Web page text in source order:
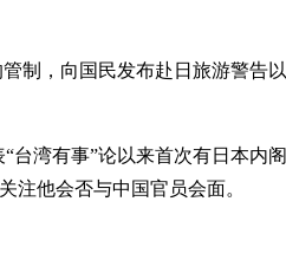
制，向国民发布赴日旅游警告
台湾有事”论以来首次有日本内
注他会否与中国官员会面。